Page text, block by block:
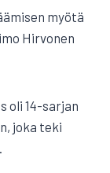
myötä
Hirvonen
oli 14-sarjan
joka teki